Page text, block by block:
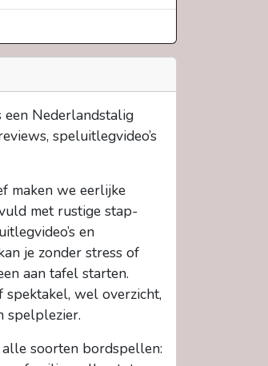
Nederlandstalig
speluitlegvideo’s
maken we eerlijke
met rustige stap-
en
je zonder stress of
aan tafel starten.
spektakel, wel overzicht,
spelplezier.
soorten bordspellen: